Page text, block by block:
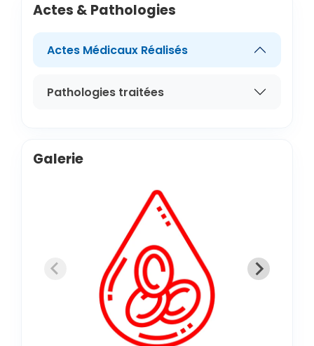
Actes & Pathologies
Actes Médicaux Réalisés
Pathologies traitées
Galerie